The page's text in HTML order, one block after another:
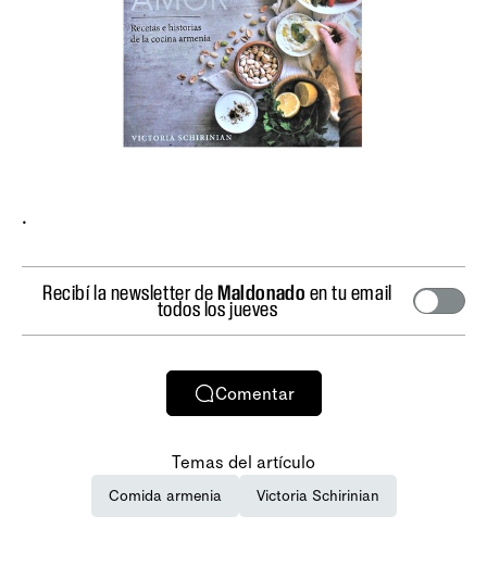
.
Recibí la newsletter deMaldonado en tu email
todos los jueves
Comentar
Temas del artículo
Comida armenia Victoria Schirinian